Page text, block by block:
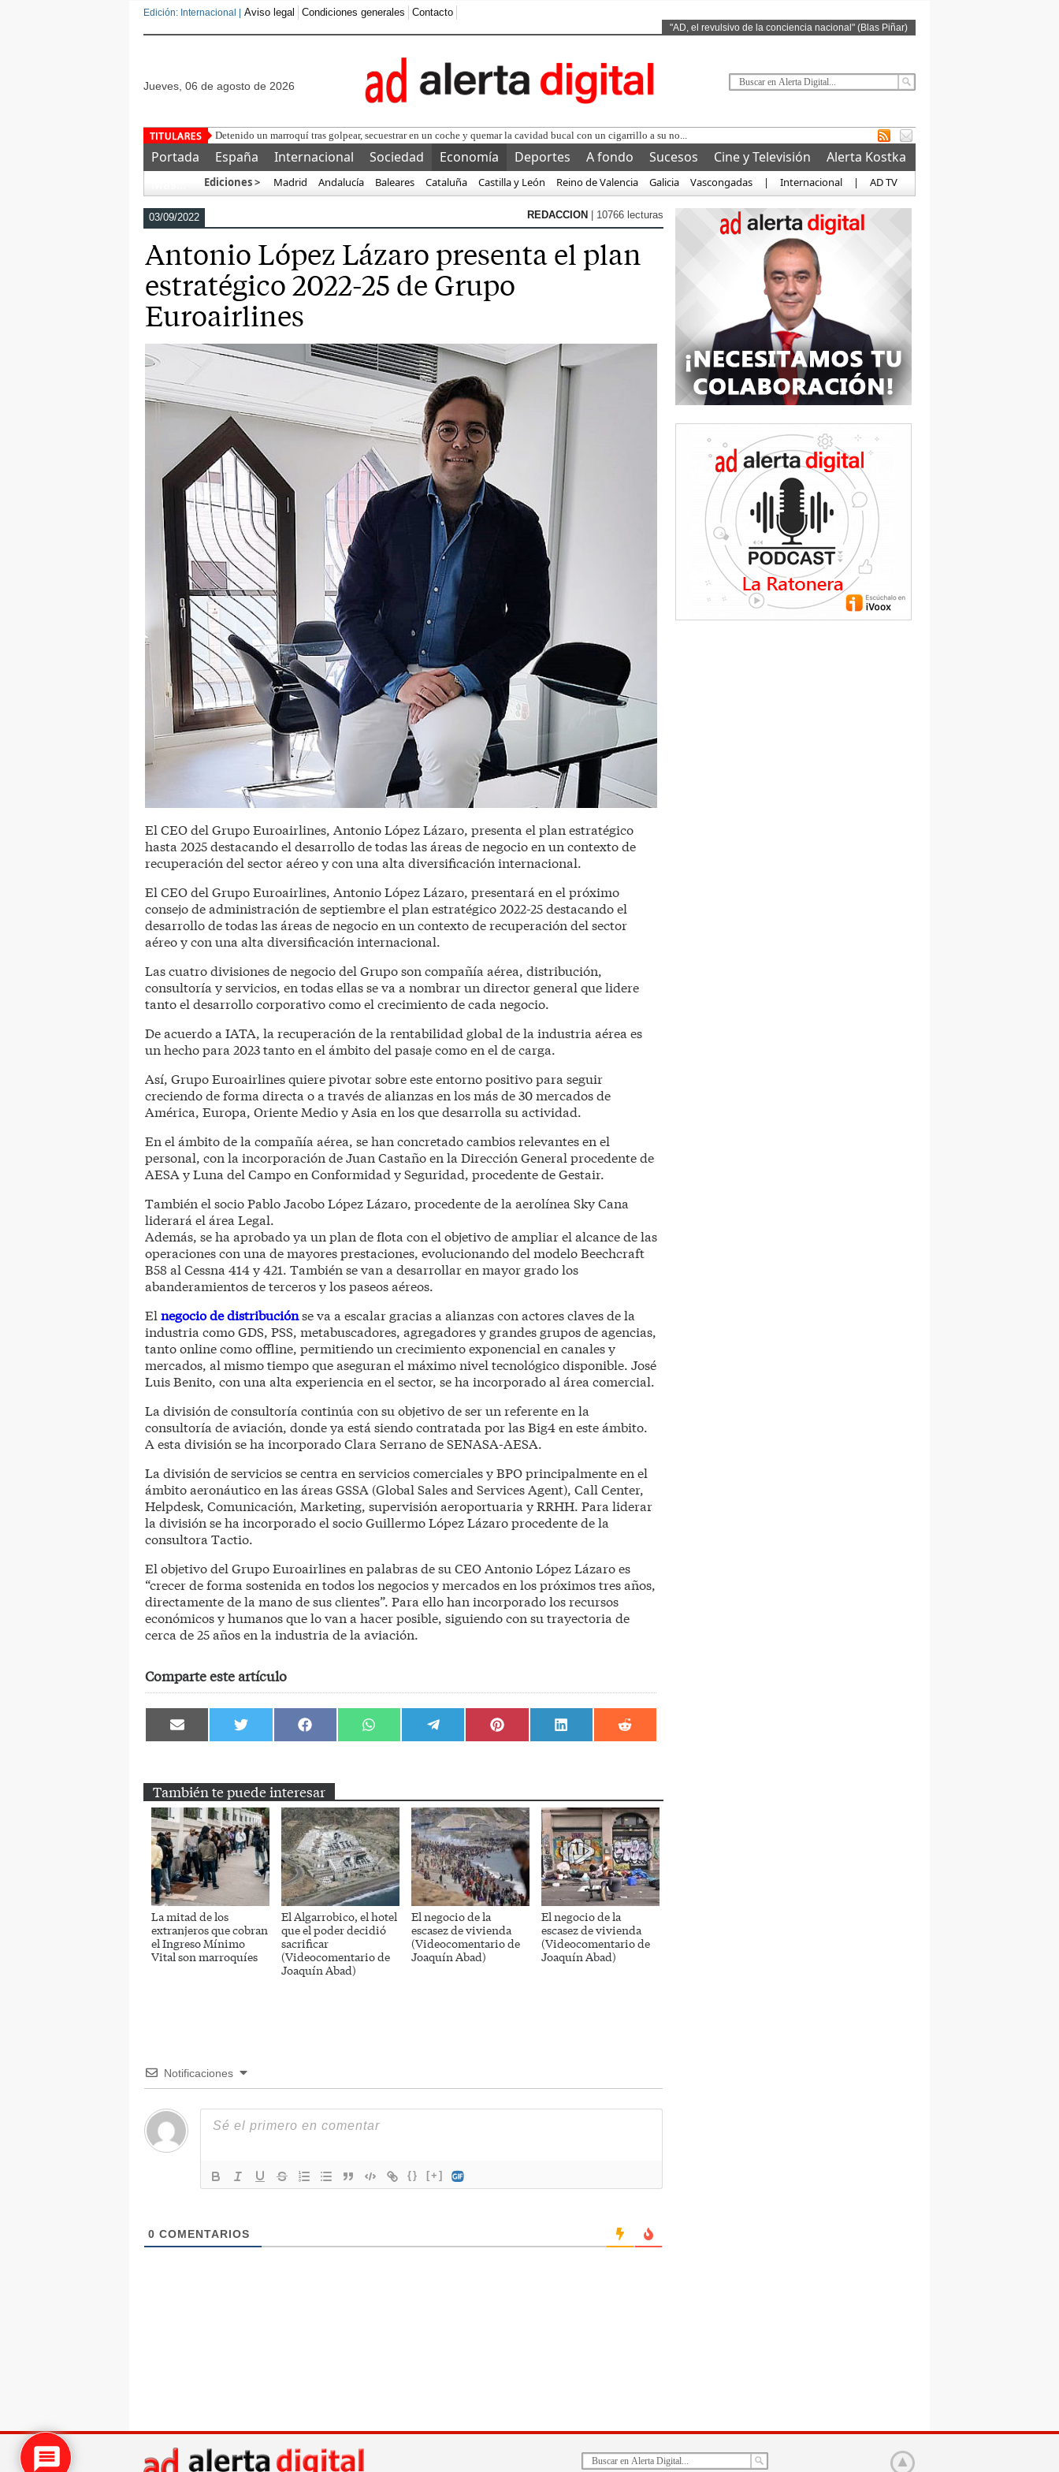
Edición: Internacional | Aviso legal Condiciones generales Contacto
"AD, el revulsivo de la conciencia nacional" (Blas Piñar)
jueves, 06 de agosto de 2026
VOX presen
Portada España Internacional Sociedad Economía Deportes A fondo Sucesos Cine y Televisión
Alerta Kostka
Ediciones > Madrid Andalucía Baleares Cataluña Castilla y León Reino de Valencia Galicia Vascongadas | Internacional | AD TV
03/09/2022 REDACCION | 10766 lecturas
Antonio López Lázaro presenta el plan
estratégico 2022-25 de Grupo
Euroairlines
El CEO del Grupo Euroairlines, Antonio López Lázaro, presenta el plan estratégico
hasta 2025 destacando el desarrollo de todas las áreas de negocio en un contexto de
recuperación del sector aéreo y con una alta diversificación internacional.
El CEO del Grupo Euroairlines, Antonio López Lázaro, presentará en el próximo
consejo de administración de septiembre el plan estratégico 2022-25 destacando el
desarrollo de todas las áreas de negocio en un contexto de recuperación del sector
aéreo y con una alta diversificación internacional.
Las cuatro divisiones de negocio del Grupo son compañía aérea, distribución,
consultoría y servicios, en todas ellas se va a nombrar un director general que lidere
tanto el desarrollo corporativo como el crecimiento de cada negocio.
De acuerdo a IATA, la recuperación de la rentabilidad global de la industria aérea es
un hecho para 2023 tanto en el ámbito del pasaje como en el de carga.
Así, Grupo Euroairlines quiere pivotar sobre este entorno positivo para seguir
creciendo de forma directa o a través de alianzas en los más de 30 mercados de
América, Europa, Oriente Medio y Asia en los que desarrolla su actividad.
En el ámbito de la compañía aérea, se han concretado cambios relevantes en el
personal, con la incorporación de Juan Castaño en la Dirección General procedente de
AESA y Luna del Campo en Conformidad y Seguridad, procedente de Gestair.
También el socio Pablo Jacobo López Lázaro, procedente de la aerolínea Sky Cana
liderará el área Legal.
Además, se ha aprobado ya un plan de flota con el objetivo de ampliar el alcance de las
operaciones con una de mayores prestaciones, evolucionando del modelo Beechcraft
B58 al Cessna 414 y 421. También se van a desarrollar en mayor grado los
abanderamientos de terceros y los paseos aéreos.
El negocio de distribuciónse va a escalar gracias a alianzas con actores claves de la
industria como GDS, PSS, metabuscadores, agregadores y grandes grupos de agencias,
tanto online como offline, permitiendo un crecimiento exponencial en canales y
mercados, al mismo tiempo que aseguran el máximo nivel tecnológico disponible. José
Luis Benito, con una alta experiencia en el sector, se ha incorporado al área comercial.
La división de consultoría continúa con su objetivo de ser un referente en la
consultoría de aviación, donde ya está siendo contratada por las Big4 en este ámbito.
A esta división se ha incorporado Clara Serrano de SENASA-AESA.
La división de servicios se centra en servicios comerciales y BPO principalmente en el
ámbito aeronáutico en las áreas GSSA (Global Sales and Services Agent), Call Center,
Helpdesk, Comunicación, Marketing, supervisión aeroportuaria y RRHH. Para liderar
la división se ha incorporado el socio Guillermo López Lázaro procedente de la
consultora Tactio.
El objetivo del Grupo Euroairlines en palabras de su CEO Antonio López Lázaro es
“crecer de forma sostenida en todos los negocios y mercados en los próximos tres años,
directamente de la mano de sus clientes”. Para ello han incorporado los recursos
económicos y humanos que lo van a hacer posible, siguiendo con su trayectoria de
cerca de 25 años en la industria de la aviación.
Comparte este artículo
Compartir
en
Compartir
en
Compartir
en
Compartir
en
Compartir
en
Compartir
en
Compartir
en
Compartir
en
También te puede interesar
La mitad de los
extranjeros que cobran
el Ingreso Mínimo
Vital son marroquíes
El Algarrobico, el hotel
que el poder decidió
sacrificar
(Videocomentario de
Joaquín Abad)
El negocio de la
escasez de vivienda
(Videocomentario de
Joaquín Abad)
El negocio de la
escasez de vivienda
(Videocomentario de
Joaquín Abad)
Notificaciones
{} [+]
0 COMENTARIOS